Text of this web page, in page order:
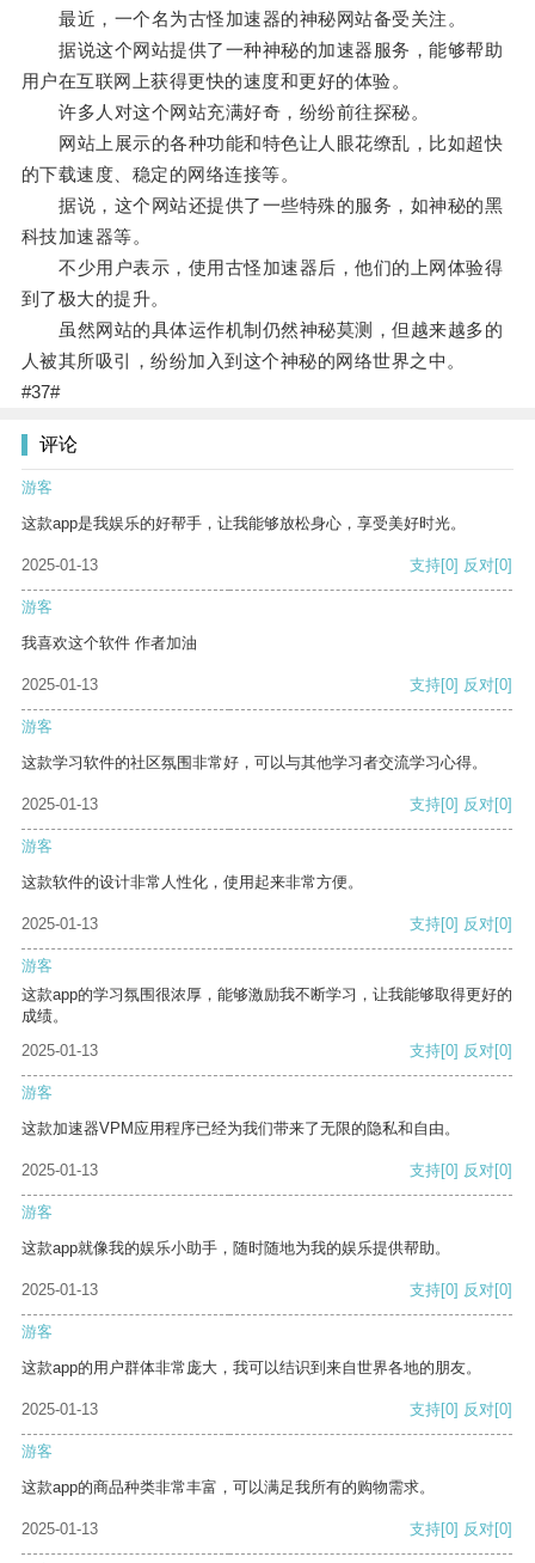
最近，一个名为古怪加速器的神秘网站备受关注。
据说这个网站提供了一种神秘的加速器服务，能够帮助
用户在互联网上获得更快的速度和更好的体验。
许多人对这个网站充满好奇，纷纷前往探秘。
网站上展示的各种功能和特色让人眼花缭乱，比如超快
的下载速度、稳定的网络连接等。
据说，这个网站还提供了一些特殊的服务，如神秘的黑
科技加速器等。
不少用户表示，使用古怪加速器后，他们的上网体验得
到了极大的提升。
虽然网站的具体运作机制仍然神秘莫测，但越来越多的
人被其所吸引，纷纷加入到这个神秘的网络世界之中。
#37#
评论
游客
这款app是我娱乐的好帮手，让我能够放松身心，享受美好时光。
2025-01-13 支持[0] 反对[0]
游客
我喜欢这个软件 作者加油
2025-01-13 支持[0] 反对[0]
游客
这款学习软件的社区氛围非常好，可以与其他学习者交流学习心得。
2025-01-13 支持[0] 反对[0]
游客
这款软件的设计非常人性化，使用起来非常方便。
2025-01-13 支持[0] 反对[0]
游客
这款app的学习氛围很浓厚，能够激励我不断学习，让我能够取得更好的
成绩。
2025-01-13
支持[0] 反对[0]
游客
这款加速器VPM应用程序已经为我们带来了无限的隐私和自由。
2025-01-13 支持[0] 反对[0]
游客
这款app就像我的娱乐小助手，随时随地为我的娱乐提供帮助。
2025-01-13 支持[0] 反对[0]
游客
这款app的用户群体非常庞大，我可以结识到来自世界各地的朋友。
2025-01-13 支持[0] 反对[0]
游客
这款app的商品种类非常丰富，可以满足我所有的购物需求。
2025-01-13 支持[0] 反对[0]